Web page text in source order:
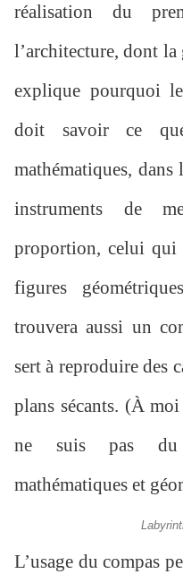
réalisation du
l’architecture, dont
explique pourquoi
doit savoir ce
mathématiques,
instruments de
proportion, celui qui
figures
trouvera aussi un
sert à reproduire des
plans sécants. (À
ne suis pas du
mathématiques et
L’usage du compas